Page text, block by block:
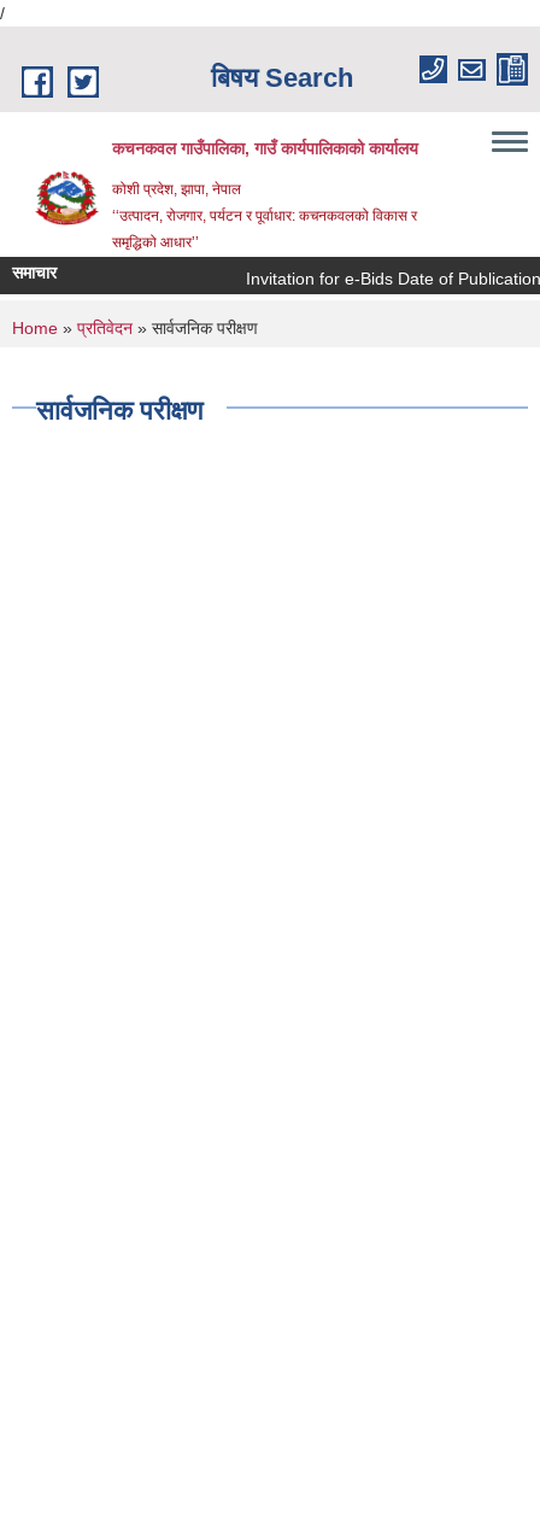
/
बिषय Search
कचनकवल गाउँपालिका, गाउँ कार्यपालिकाको कार्यालय
कोशी प्रदेश, झापा, नेपाल
‘‘उत्पादन, रोजगार, पर्यटन र पूर्वाधार: कचनकवलको विकास र
समृद्धिको आधार’’
समाचार Invitation for e-Bids Date of
You are here
Home » प्रतिवेदन » सार्वजनिक परीक्षण
सार्वजनिक परीक्षण